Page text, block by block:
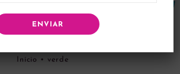
Início • verde
ENVIAR